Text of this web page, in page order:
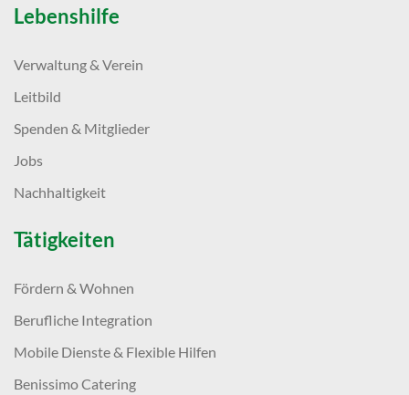
Lebenshilfe
Verwaltung & Verein
Leitbild
Spenden & Mitglieder
Jobs
Nachhaltigkeit
Tätigkeiten
Fördern & Wohnen
Berufliche Integration
Mobile Dienste & Flexible Hilfen
Benissimo Catering